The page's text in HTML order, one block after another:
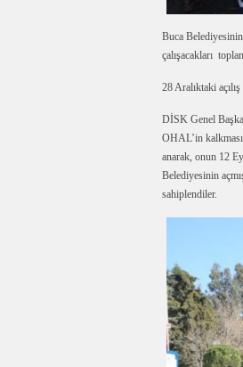
Buca
çalışacakları
28 Aralıktaki
DİSK Genel
OHAL’in
anarak, onun 12
Belediyesinin
sahiplendiler.